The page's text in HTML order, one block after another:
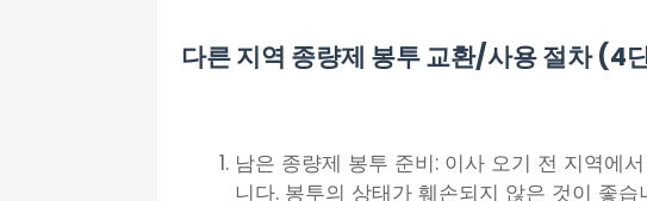
다른 지역 종량제 봉투 교환/사용 절차 (4
남은 종량제 봉투 준비: 이사 오기 전 지역에
니다. 봉투의 상태가 훼손되지 않은 것이 좋습